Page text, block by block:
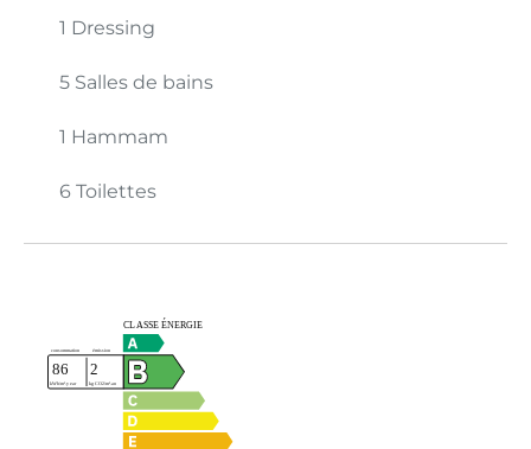
1 Dressing
5 Salles de bains
1 Hammam
6 Toilettes